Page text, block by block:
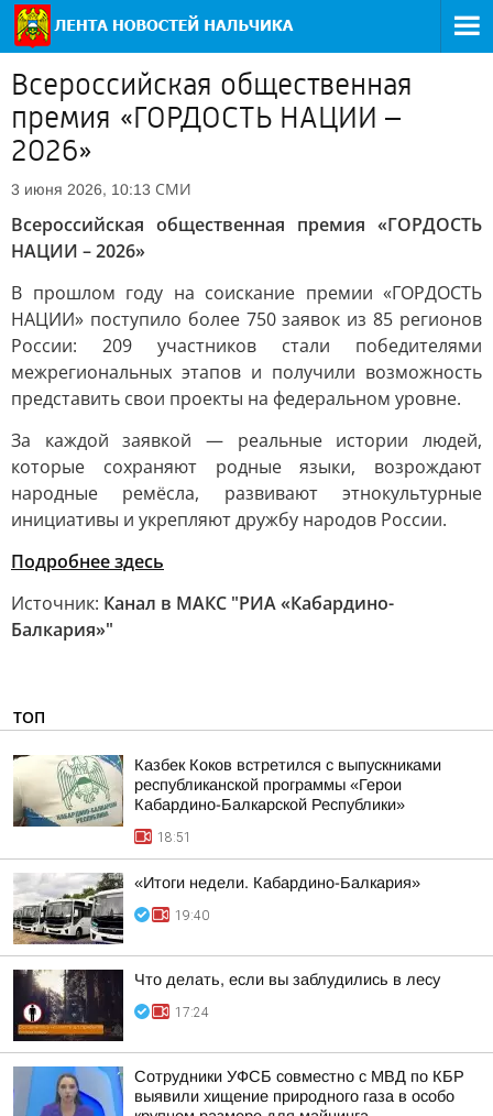
Всероссийская общественная
премия «ГОРДОСТЬ НАЦИИ –
2026»
3 июня 2026, 10:13 СМИ
Всероссийская общественная премия «ГОРДОСТЬ
НАЦИИ – 2026»
В прошлом году на соискание премии «ГОРДОСТЬ
НАЦИИ» поступило более 750 заявок из 85 регионов
России: 209 участников стали победителями
межрегиональных этапов и получили возможность
представить свои проекты на федеральном уровне.
За каждой заявкой — реальные истории людей,
которые сохраняют родные языки, возрождают
народные ремёсла, развивают этнокультурные
инициативы и укрепляют дружбу народов России.
Подробнее здесь
Источник: Канал в МАКС "РИА «Кабардино-
Балкария»"
ТОП
Казбек Коков встретился с выпускниками
республиканской программы «Герои
Кабардино-Балкарской Республики»
18:51
«Итоги недели. Кабардино-Балкария»
19:40
Что делать, если вы заблудились в лесу
17:24
Сотрудники УФСБ совместно с МВД по КБР
выявили хищение природного газа в особо